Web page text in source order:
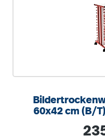
Bildertrockenwagen,
60x42 cm (B/